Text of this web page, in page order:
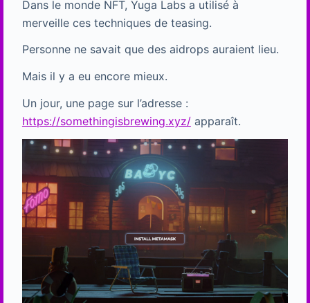
Dans le monde NFT, Yuga Labs a utilisé à
merveille ces techniques de teasing.
Personne ne savait que des aidrops auraient lieu.
Mais il y a eu encore mieux.
Un jour, une page sur l’adresse :
https://somethingisbrewing.xyz/apparaît.